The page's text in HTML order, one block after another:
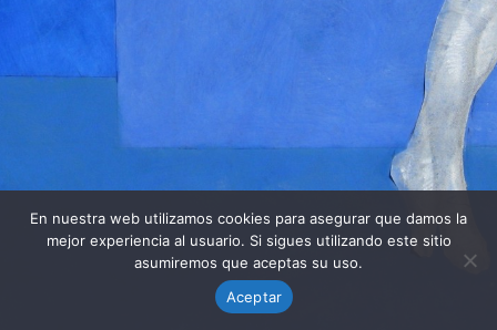
En nuestra web utilizamos cookies para asegurar que damos la
mejor experiencia al usuario. Si sigues utilizando este sitio
asumiremos que aceptas su uso.
Aceptar